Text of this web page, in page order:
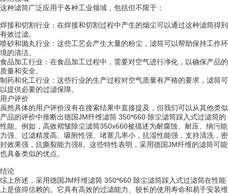
这种滤筒广泛应用于各种工业领域，包括但不限于：
焊接和切割行业：在焊接和切割过程中产生的烟尘可以通过这种滤筒得到
有效过滤。
喷砂和抛丸行业：这些工艺会产生大量的粉尘，滤筒可以帮助保持工作环
境的清洁。
食品加工行业：在食品加工过程中，需要对空气进行净化，以确保产品的
质量和安全。
制药和化工行业：这些行业的生产过程对空气质量有严格的要求，滤筒可
以提供必要的过滤保障。
用户评价
虽然具体的用户评价没有在搜索结果中直接提及，但我们可以从其他类似
产品的评价中推断出德国JM纤维滤筒 350*660 除尘滤筒踩入式过滤筒的
性能。例如，高效褶皱除尘滤筒350x660被描述为耐腐蚀、耐压、纳污能
力强、过滤精度高、吸附性强、堵塞几率小，抗湿性能强，支持清洗，密
封效果强，抗撕裂能力强8。这些特性表明，采用德国JM纤维的滤筒可能
也具备类似的优点。
结论
综上所述，采用德国JM纤维滤筒 350*660 除尘滤筒踩入式过滤筒在性能
上是值得信赖的。它具有高效的过滤能力、较长的使用寿命和易于安装维